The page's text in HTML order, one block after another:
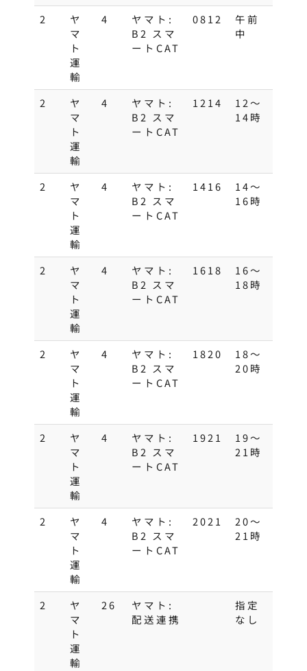
2
ヤ
マ
ト
運
輸
4
ヤマト:
B2 スマ
ートCAT
0812
午前
中
2
ヤ
マ
ト
運
輸
4
ヤマト:
B2 スマ
ートCAT
1214
12～
14時
2
ヤ
マ
ト
運
輸
4
ヤマト:
B2 スマ
ートCAT
1416
14～
16時
2
ヤ
マ
ト
運
輸
4
ヤマト:
B2 スマ
ートCAT
1618
16～
18時
2
ヤ
マ
ト
運
輸
4
ヤマト:
B2 スマ
ートCAT
1820
18～
20時
2
ヤ
マ
ト
運
輸
4
ヤマト:
B2 スマ
ートCAT
1921
19〜
21時
2
ヤ
マ
ト
運
輸
4
ヤマト:
B2 スマ
ートCAT
2021
20～
21時
2
ヤ
マ
ト
運
輸
26
ヤマト:
配送連携
指定
なし